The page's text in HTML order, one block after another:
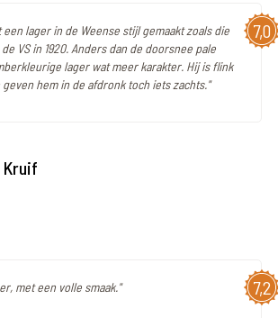
7,0
lager in de Weense stijl gemaakt zoals die
VS in 1920. Anders dan de doorsnee pale
lager wat meer karakter. Hij is flink
hem in de afdronk toch iets zachts."
Kruif
7,2
met een volle smaak."